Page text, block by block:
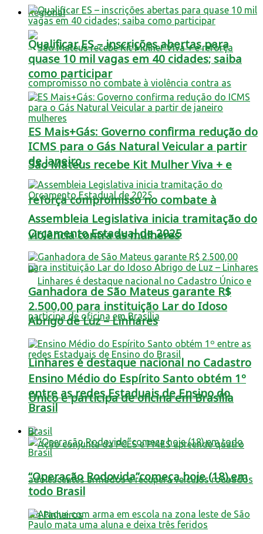
Regional
São Mateus recebe Kit Mulher Viva + e
reforça compromisso no combate à
violência contra as mulheres
Linhares é destaque nacional no Cadastro
Único e participa de oficina em Brasília
Qualificar ES – inscrições abertas para
quase 10 mil vagas em 40 cidades; saiba
como participar
ES Mais+Gás: Governo confirma redução do
ICMS para o Gás Natural Veicular a partir
de janeiro
Assembleia Legislativa inicia tramitação do
Orçamento Estadual de 2025
Ganhadora de São Mateus garante R$
2.500,00 para instituição Lar do Idoso
Abrigo de Luz – Linhares
Ensino Médio do Espírito Santo obtém 1º
entre as redes Estaduais de Ensino do
Brasil
Brasil
“Operação Rodovida”começa hoje (18),em
todo Brasil